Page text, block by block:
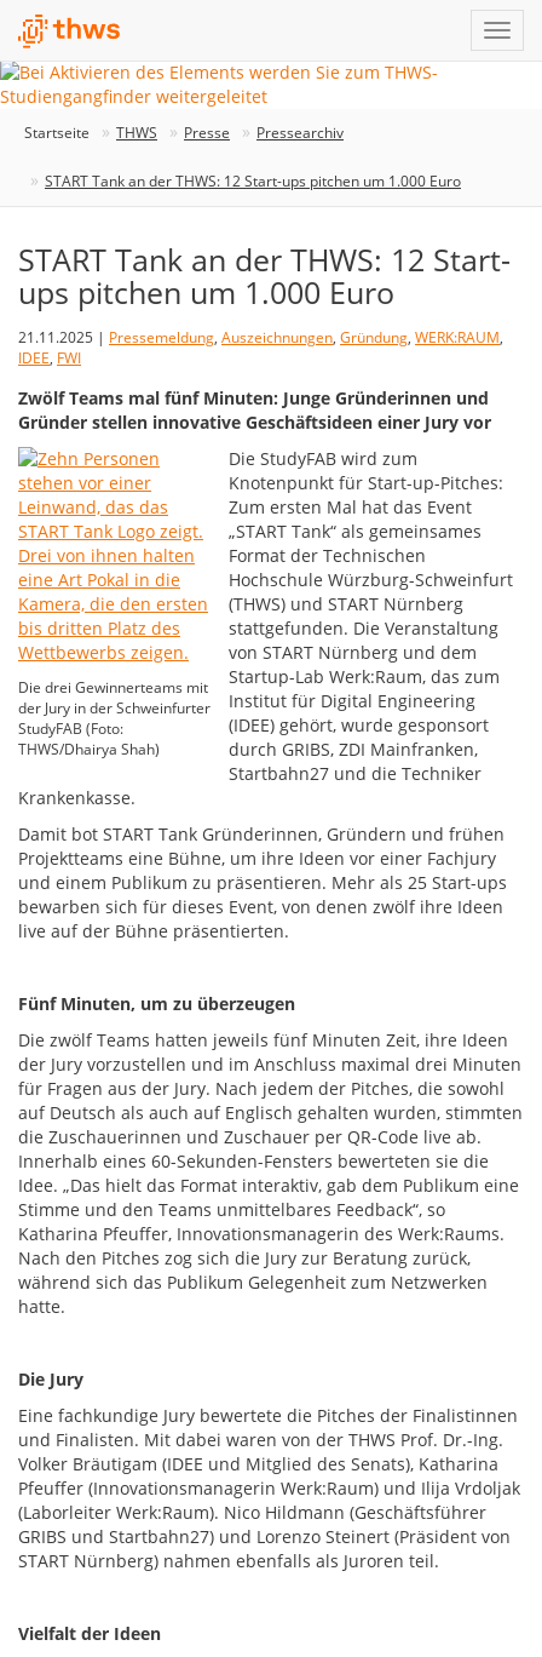
Startseite THWS Presse Pressearchiv
START Tank an der THWS: 12 Start-ups pitchen um 1.000 Euro
START Tank an der THWS: 12 Start-
ups pitchen um 1.000 Euro
21.11.2025 | Pressemeldung, Auszeichnungen, Gründung, WERK:RAUM,
IDEE, FWI
Zwölf Teams mal fünf Minuten: Junge Gründerinnen und
Gründer stellen innovative Geschäftsideen einer Jury vor
Die drei Gewinnerteams mit
der Jury in der Schweinfurter
StudyFAB (Foto:
THWS/Dhairya Shah)
Die StudyFAB wird zum
Knotenpunkt für Start-up-Pitches:
Zum ersten Mal hat das Event
„START Tank“ als gemeinsames
Format der Technischen
Hochschule Würzburg-Schweinfurt
(THWS) und START Nürnberg
stattgefunden. Die Veranstaltung
von START Nürnberg und dem
Startup-Lab Werk:Raum, das zum
Institut für Digital Engineering
(IDEE) gehört, wurde gesponsort
durch GRIBS, ZDI Mainfranken,
Startbahn27 und die Techniker
Krankenkasse.
Damit bot START Tank Gründerinnen, Gründern und frühen
Projektteams eine Bühne, um ihre Ideen vor einer Fachjury
und einem Publikum zu präsentieren. Mehr als 25 Start-ups
bewarben sich für dieses Event, von denen zwölf ihre Ideen
live auf der Bühne präsentierten.
Fünf Minuten, um zu überzeugen
Die zwölf Teams hatten jeweils fünf Minuten Zeit, ihre Ideen
der Jury vorzustellen und im Anschluss maximal drei Minuten
für Fragen aus der Jury. Nach jedem der Pitches, die sowohl
auf Deutsch als auch auf Englisch gehalten wurden, stimmten
die Zuschauerinnen und Zuschauer per QR-Code live ab.
Innerhalb eines 60-Sekunden-Fensters bewerteten sie die
Idee. „Das hielt das Format interaktiv, gab dem Publikum eine
Stimme und den Teams unmittelbares Feedback“, so
Katharina Pfeuffer, Innovationsmanagerin des Werk:Raums.
Nach den Pitches zog sich die Jury zur Beratung zurück,
während sich das Publikum Gelegenheit zum Netzwerken
hatte.
Die Jury
Eine fachkundige Jury bewertete die Pitches der Finalistinnen
und Finalisten. Mit dabei waren von der THWS Prof. Dr.-Ing.
Volker Bräutigam (IDEE und Mitglied des Senats), Katharina
Pfeuffer (Innovationsmanagerin Werk:Raum) und Ilija Vrdoljak
(Laborleiter Werk:Raum). Nico Hildmann (Geschäftsführer
GRIBS und Startbahn27) und Lorenzo Steinert (Präsident von
START Nürnberg) nahmen ebenfalls als Juroren teil.
Vielfalt der Ideen